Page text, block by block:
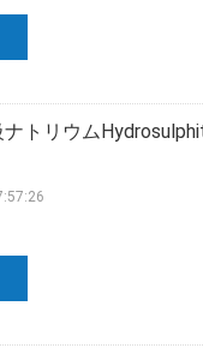
トリウム